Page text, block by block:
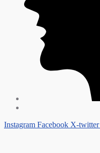
Instagram Facebook X-twitter